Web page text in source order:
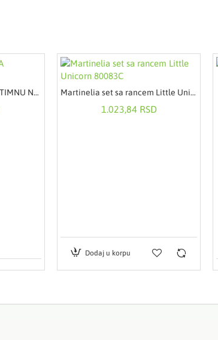
SAFORELLE KREMA ZA INTIMNU NEGU 40ML Martinelia set sa rancem Little Unicorn 80083C
1.023,84 RSD
Dodaj u korpu